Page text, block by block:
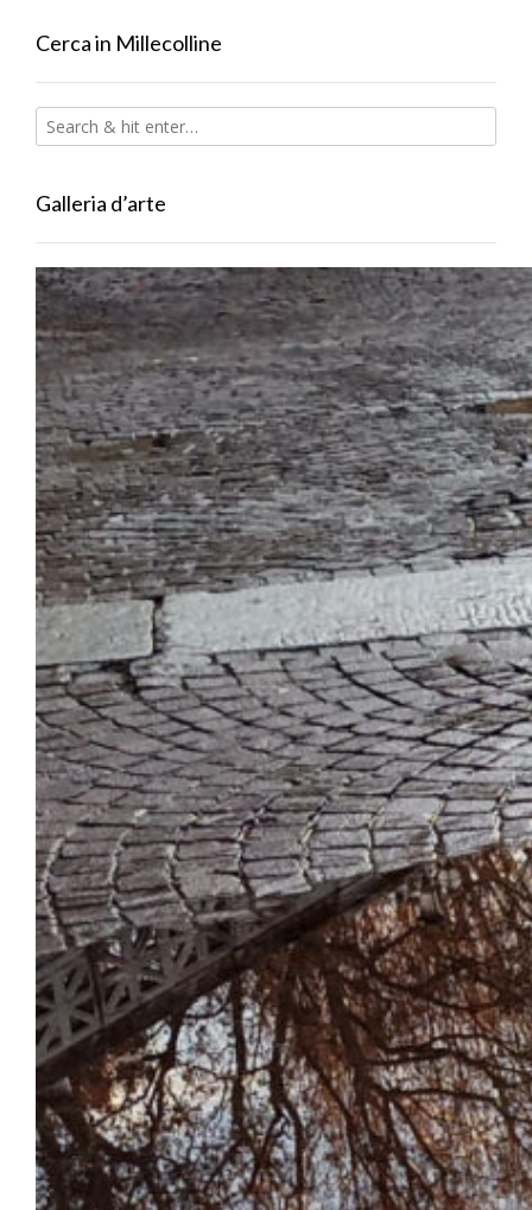
Cerca in Millecolline
Galleria d’arte